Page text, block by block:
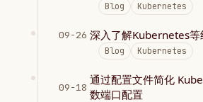
Blog Kubernetes
09-26 深入了解Kubernetes等
Blog Kubernetes
09-18
通过配置文件简化
数端口配置